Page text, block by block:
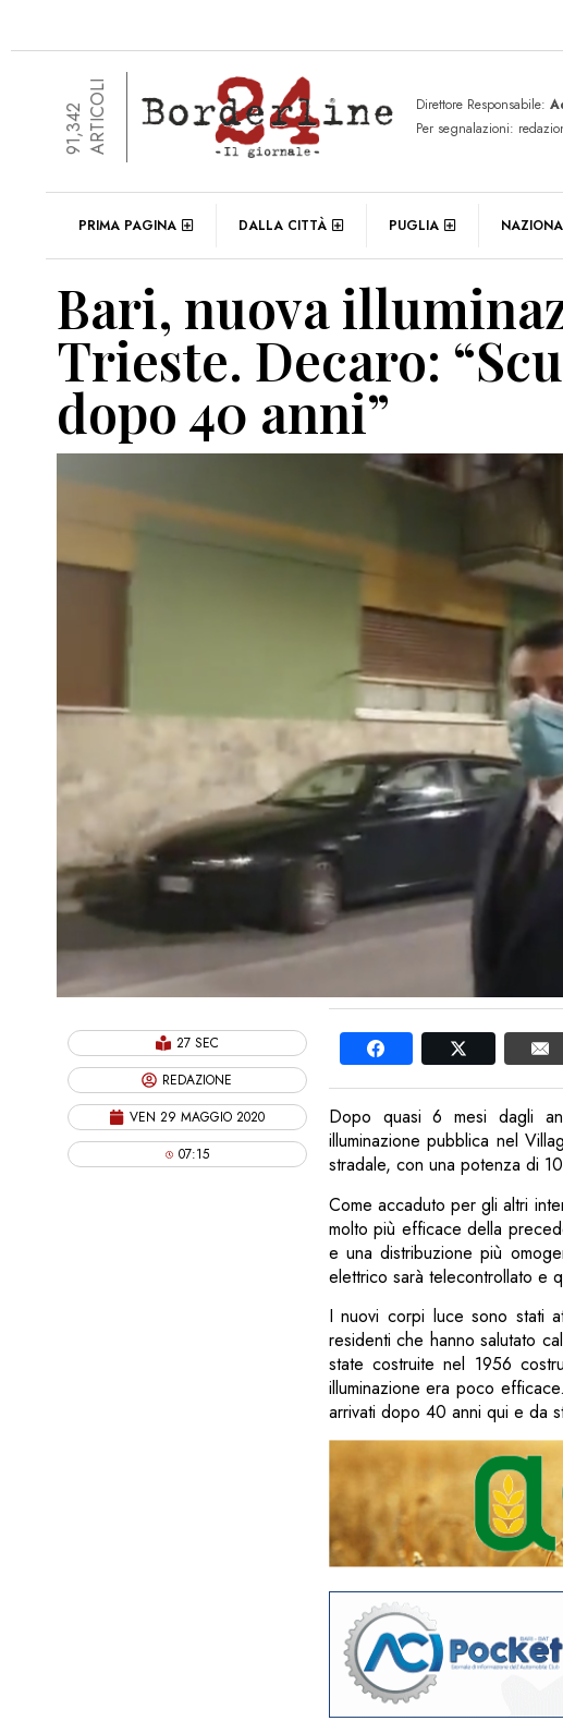
91,342ARTICOLI Direttore Responsabile:
Per segnalazioni:
PRIMA PAGINA DALLA CITTÀ PUGLIA
Bari, nuova
Trieste. Decaro:
dopo 40 anni”
27 SEC
REDAZIONE
VEN 29 MAGGIO 2020
07:15
Dopo quasi 6 mesi dagli
illuminazione pubblica nel
stradale, con una potenza di
Come accaduto per gli altri
molto più efficace della
e una distribuzione più
elettrico sarà telecontrollato e
I nuovi corpi luce sono stati
residenti che hanno salutato
state costruite nel 1956
illuminazione era poco
arrivati dopo 40 anni qui e da